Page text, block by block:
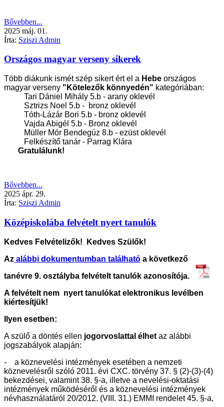
Bővebben...
2025 máj. 01.
Írta: Sziszi Admin
Országos magyar verseny sikerek
Több diákunk ismét szép sikert ért el a Hebe országos
magyar verseny "Kötelezők könnyedén" kategóriában:
Tari Dániel Mihály 5.b - arany oklevél
Sztrizs Noel 5.b - bronz oklevél
Tóth-Lázár Bori 5.b - bronz oklevél
Vajda Abigél 5.b - Bronz oklevél
Müller Mór Bendegúz 8.b - ezüst oklevél
Felkészítő tanár - Parrag Klára
Gratulálunk!
Bővebben...
2025 ápr. 29.
Írta: Sziszi Admin
Középiskolába felvételt nyert tanulók
Kedves Felvételizők! Kedves Szülők!
Az alábbi dokumentumban található a következő
tanévre 9. osztályba felvételt tanulók azonosítója.
A felvételt nem nyert tanulókat elektronikus levélben
kiértesítjük!
Ilyen esetben:
A szülő a döntés ellen jogorvoslattal élhet az alábbi
jogszabályok alapján:
- a köznevelési intézmények esetében a nemzeti
köznevelésről szóló 2011. évi CXC. törvény 37. § (2)-(3)-(4)
bekezdései, valamint 38. §-a, illetve a nevelési-oktatási
intézmények működéséről és a köznevelési intézmények
névhasználatáról 20/2012. (VIII. 31.) EMMI rendelet 45. §-a,